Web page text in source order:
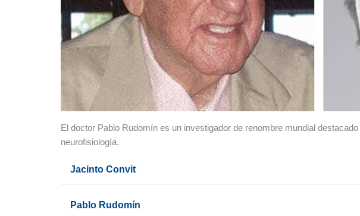
El doctor Pablo Rudomín es un investigador de renombre mundial
neurofisiología.
Jacinto Convit
Pablo Rudomín